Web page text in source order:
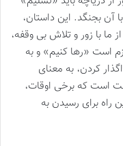
آن بجنگد. این داستان،
ما با زور و تلاش بی وقفه،
است «رها کنیم» و به
کردن، به معنای
است که برخی اوقات،
راه برای رسیدن به